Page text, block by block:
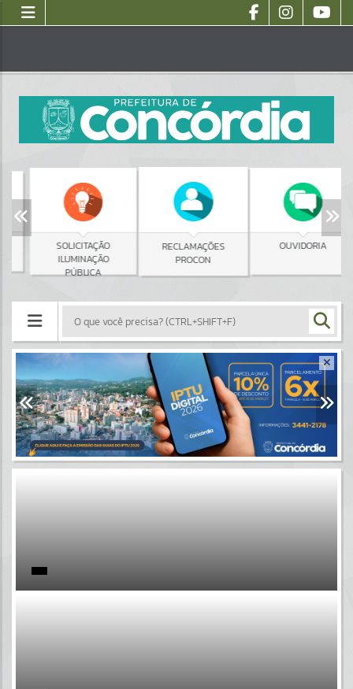
SOLICITAÇÃO
ILUMINAÇÃO
PÚBLICA
RECLAMAÇÕES
PROCON
OUVIDORIA
Portais
Por favor, aguarde...
Por favor, aguarde...